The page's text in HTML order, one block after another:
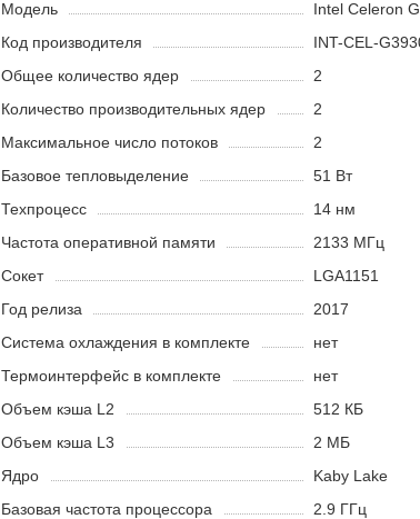
Модель
Intel Celeron
Код производителя
INT-CEL-
Общее количество ядер
2
Количество производительных ядер
2
Максимальное число потоков
2
Базовое тепловыделение
51 Вт
Техпроцесс
14 нм
Частота оперативной памяти
2133 МГц
Сокет
LGA1151
Год релиза
2017
Система охлаждения в комплекте
нет
Термоинтерфейс в комплекте
нет
Объем кэша L2
512 КБ
Объем кэша L3
2 МБ
Ядро
Kaby Lake
Базовая частота процессора
2.9 ГГц